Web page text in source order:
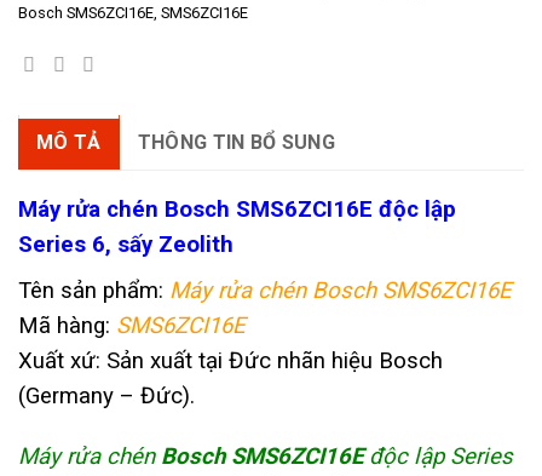
Bosch SMS6ZCI16E, SMS6ZCI16E
MÔ TẢ THÔNG TIN BỔ SUNG
Máy rửa chén Bosch SMS6ZCI16E độc lập
Series 6, sấy Zeolith
Tên sản phẩm: Máy rửa chén Bosch SMS6ZCI16E
Mã hàng: SMS6ZCI16E
Xuất xứ: Sản xuất tại Đức nhãn hiệu Bosch
(Germany – Đức).
Máy rửa chén Bosch SMS6ZCI16Eđộc lập Series